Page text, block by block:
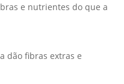
e nutrientes do que a
dão fibras extras e